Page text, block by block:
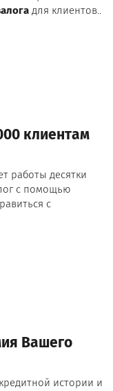
для клиентов..
клиентам
работы десятки
с помощью
с
Вашего
истории и